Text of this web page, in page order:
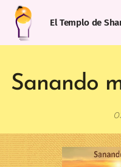
El Templo de
Sanando